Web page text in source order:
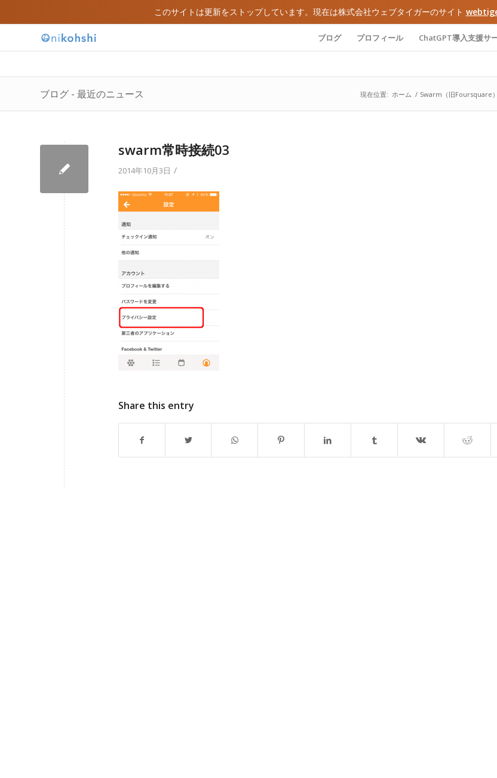
このサイトは更新をストップしています。現在は株式会社ウェブタイガーのサイト
ブログ プロフィール ChatGPT導入支援サ
ブログ - 最近のニュース 現在位置: ホーム / Swarm（旧Foursquare
swarm常時接続03
2014年10月3日 /
Share this entry